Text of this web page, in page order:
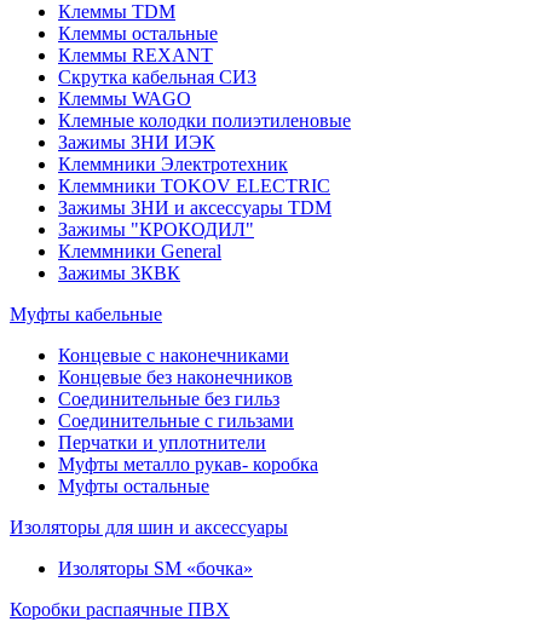
Клеммы TDM
Клеммы остальные
Клеммы REXANT
Скрутка кабельная СИЗ
Клеммы WAGO
Клемные колодки полиэтиленовые
Зажимы ЗНИ ИЭК
Клеммники Электротехник
Клеммники TOKOV ELECTRIC
Зажимы ЗНИ и аксессуары TDM
Зажимы "КРОКОДИЛ"
Клеммники General
Зажимы 3КВК
Муфты кабельные
Концевые с наконечниками
Концевые без наконечников
Соединительные без гильз
Соединительные с гильзами
Перчатки и уплотнители
Муфты металло рукав- коробка
Муфты остальные
Изоляторы для шин и аксессуары
Изоляторы SM «бочка»
Коробки распаячные ПВХ